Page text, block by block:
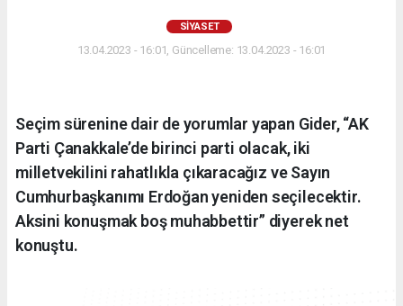
SIYASET
13.04.2023 - 16:01, Güncelleme: 13.04.2023 - 16:01
Seçim sürenine dair de yorumlar yapan Gider, “AK
Parti Çanakkale’de birinci parti olacak, iki
milletvekilini rahatlıkla çıkaracağız ve Sayın
Cumhurbaşkanımı Erdoğan yeniden seçilecektir.
Aksini konuşmak boş muhabbettir” diyerek net
konuştu.